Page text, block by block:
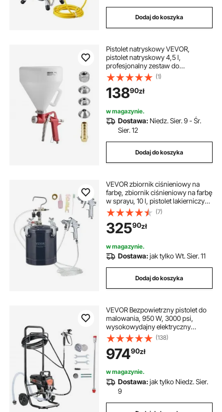
Dodaj do koszyka
Pistolet natryskowy VEVOR,
pistolet natryskowy 4,5 l,
profesjonalny zestaw do
malowania tekstur płyt gipsowo-
kartonowych, pistolet natryskowy z
3 dyszami (3,5 mm, 6 mm, 8 mm)
do tekstur popcorn, Knockdown i
skórki pomarańczowej
(1)
13890zł
w magazynie.
Dostawa: Niedz. Sier. 9 - Śr.
Sier. 12
Dodaj do koszyka
VEVOR zbiornik ciśnieniowy na
farbę, zbiornik ciśnieniowy na farbę
w sprayu, 10 l, pistolet lakierniczy
60 psi, zbiornik na farbę, Φ 52 x 32
cm, zbiornik na farbę w sprayu,
pistolety natryskowe, lakiery, bejce
(7)
32590zł
w magazynie.
Dostawa:jak tylko Wt. Sier. 11
Dodaj do koszyka
VEVOR Bezpowietrzny pistolet do
malowania, 950 W, 3000 psi,
wysokowydajny elektryczny
pistolet do malowania, pistolety
natryskowe, system do malowania
natryskowego, wysokociśnieniowy
bezpowietrzny system do
malowania z wężem
wysokociśnieniowym o długości 15
m
(138)
97490zł
w magazynie.
Dostawa:jak tylko Niedz. Sier.
9